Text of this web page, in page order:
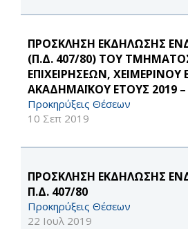
ΠΡΟΣΚΛΗΣΗ ΕΚΔΗΛΩΣΗΣ
(Π.Δ. 407/80) ΤΟΥ
ΕΠΙΧΕΙΡΗΣΕΩΝ,
ΑΚΑΔΗΜΑΪΚΟΥ ΕΤΟΥΣ 2019 –
Προκηρύξεις Θέσεων
10 Σεπ 2019
ΠΡΟΣΚΛΗΣΗ ΕΚΔΗΛΩΣΗΣ
Π.Δ. 407/80
Προκηρύξεις Θέσεων
22 Ιουλ 2019